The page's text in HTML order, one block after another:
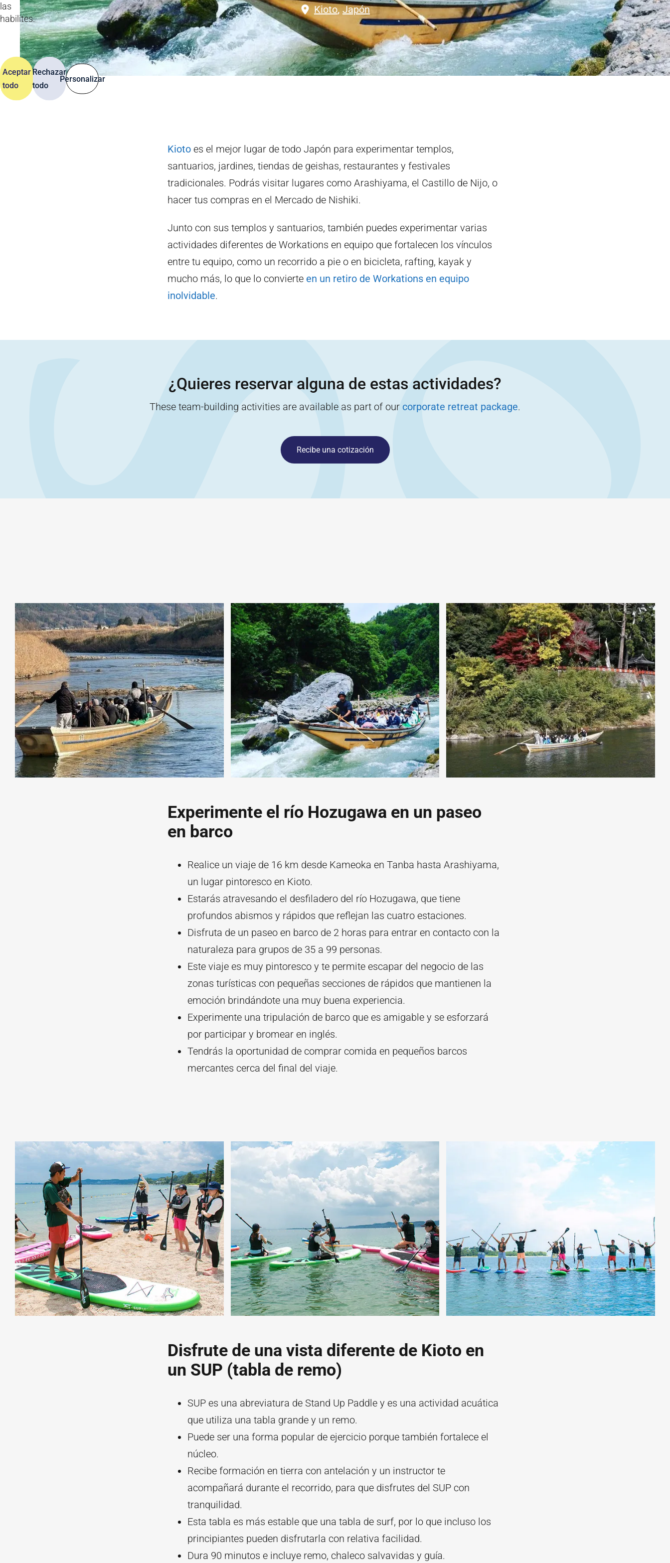
las
habilites.
Aceptar
todo
Rechazar
todo
Personalizar
Kioto, Japón
Kioto es el mejor lugar de todo Japón para experimentar templos,
santuarios, jardines, tiendas de geishas, restaurantes y festivales
tradicionales. Podrás visitar lugares como Arashiyama, el Castillo de Nijo, o
hacer tus compras en el Mercado de Nishiki.
Junto con sus templos y santuarios, también puedes experimentar varias
actividades diferentes de Workations en equipo que fortalecen los vínculos
entre tu equipo, como un recorrido a pie o en bicicleta, rafting, kayak y
mucho más, lo que lo convierte en un retiro de Workations en equipo
inolvidable.
¿Quieres reservar alguna de estas actividades?
These team-building activities are available as part of our corporate retreat package.
Recibe una cotización
Experimente el río Hozugawa en un paseo
en barco
Realice un viaje de 16 km desde Kameoka en Tanba hasta Arashiyama,
un lugar pintoresco en Kioto.
Estarás atravesando el desfiladero del río Hozugawa, que tiene
profundos abismos y rápidos que reflejan las cuatro estaciones.
Disfruta de un paseo en barco de 2 horas para entrar en contacto con la
naturaleza para grupos de 35 a 99 personas.
Este viaje es muy pintoresco y te permite escapar del negocio de las
zonas turísticas con pequeñas secciones de rápidos que mantienen la
emoción brindándote una muy buena experiencia.
Experimente una tripulación de barco que es amigable y se esforzará
por participar y bromear en inglés.
Tendrás la oportunidad de comprar comida en pequeños barcos
mercantes cerca del final del viaje.
Disfrute de una vista diferente de Kioto en
un SUP (tabla de remo)
SUP es una abreviatura de Stand Up Paddle y es una actividad acuática
que utiliza una tabla grande y un remo.
Puede ser una forma popular de ejercicio porque también fortalece el
núcleo.
Recibe formación en tierra con antelación y un instructor te
acompañará durante el recorrido, para que disfrutes del SUP con
tranquilidad.
Esta tabla es más estable que una tabla de surf, por lo que incluso los
principiantes pueden disfrutarla con relativa facilidad.
Dura 90 minutos e incluye remo, chaleco salvavidas y guía.